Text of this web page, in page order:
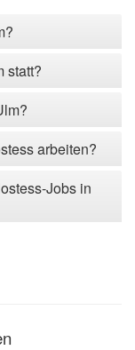
statt?
arbeiten?
Jobs in